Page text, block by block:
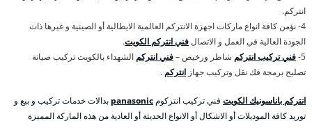
انتركم.
4- نؤمن كافة انواع ماركات اجهزة الانتركم العالمية الايطالية أو الصينية و غيرها ذات
الجودة العالية في العمل و الاتصالفني انتركم الكويت.
5- فني تركيب انتركم شاطر ورخيص –فني انتركم الشهداء بالكويت تركيب صيانة
تصليح برمجة فك نقل وتركيب جهاز انتركم .
انتركم باناسونيك الكويت فني تركيب انتركوم panasonic بدالات خدمات تركيب و بيع و
توريد كافة الموديلات أو الاشكال أو الانواع الحديثة أو العادية من هذه الماركة المميزة